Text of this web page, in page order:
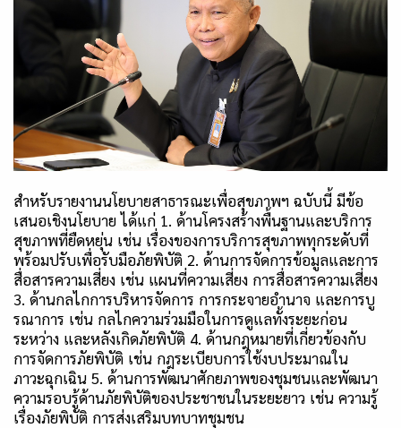
สำหรับรายงานนโยบายสาธารณะเพื่อสุขภาพฯ ฉบับนี้ มีข้อ
เสนอเชิงนโยบาย ได้แก่ 1. ด้านโครงสร้างพื้นฐานและบริการ
สุขภาพที่ยืดหยุ่น เช่น เรื่องของการบริการสุขภาพทุกระดับที่
พร้อมปรับเพื่อรับมือภัยพิบัติ 2. ด้านการจัดการข้อมูลและการ
สื่อสารความเสี่ยง เช่น แผนที่ความเสี่ยง การสื่อสารความเสี่ยง
3. ด้านกลไกการบริหารจัดการ การกระจายอำนาจ และการบู
รณาการ เช่น กลไกความร่วมมือในการดูแลทั้งระยะก่อน
ระหว่าง และหลังเกิดภัยพิบัติ 4. ด้านกฎหมายที่เกี่ยวข้องกับ
การจัดการภัยพิบัติ เช่น กฎระเบียบการใช้งบประมาณใน
ภาวะฉุกเฉิน 5. ด้านการพัฒนาศักยภาพของชุมชนและพัฒนา
ความรอบรู้ด้านภัยพิบัติของประชาชนในระยะยาว เช่น ความรู้
เรื่องภัยพิบัติ การส่งเสริมบทบาทชุมชน